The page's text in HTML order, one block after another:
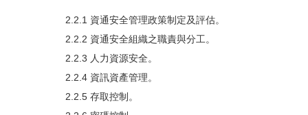
2.2.1 資通安全管理政策制定及評估。
2.2.2 資通安全組織之職責與分工。
2.2.3 人力資源安全。
2.2.4 資訊資產管理。
2.2.5 存取控制。